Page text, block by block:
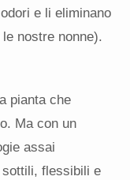
e li eliminano
nostre nonne).
pianta che
Ma con un
assai
flessibili e